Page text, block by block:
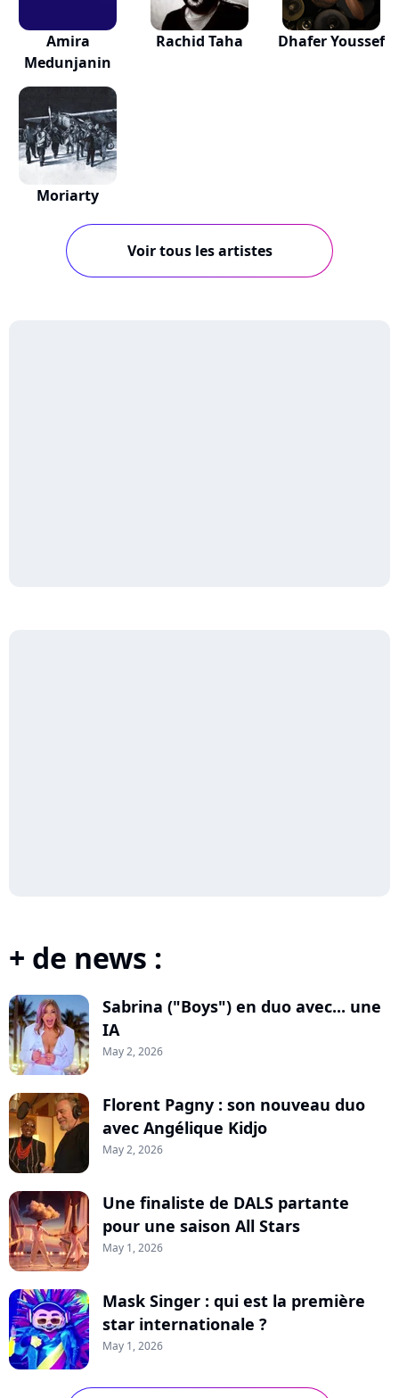
Amira
Medunjanin
Rachid Taha Dhafer Youssef
Moriarty
Voir tous les artistes
+ de news :
Sabrina ("Boys") en duo avec... une
IA
May 2, 2026
Florent Pagny : son nouveau duo
avec Angélique Kidjo
May 2, 2026
Une finaliste de DALS partante
pour une saison All Stars
May 1, 2026
Mask Singer : qui est la première
star internationale ?
May 1, 2026